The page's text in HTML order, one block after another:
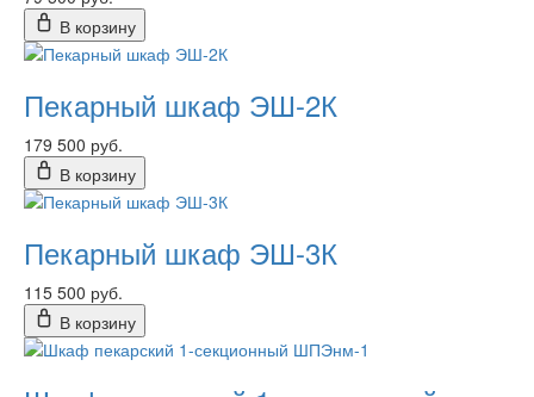
В корзину
Пекарный шкаф ЭШ-2К
179 500 руб.
В корзину
Пекарный шкаф ЭШ-3К
115 500 руб.
В корзину